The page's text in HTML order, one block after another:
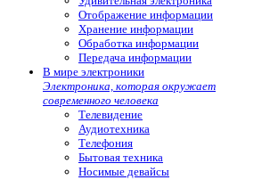
Отображение информации
Хранение информации
Обработка информации
Передача информации
В мире электроники
Электроника, которая окружает
современного человека
Телевидение
Аудиотехника
Телефония
Бытовая техника
Носимые девайсы